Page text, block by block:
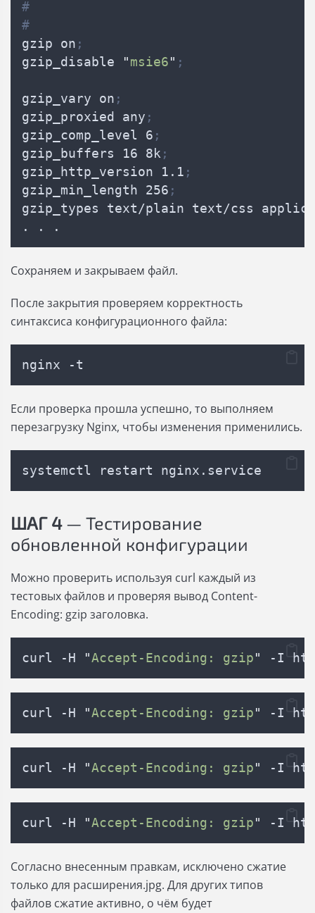
#
#
gzip on ;
gzip_disable
"msie6" ;
gzip_vary on ;
gzip_proxied any ;
gzip_comp_level 6 ;
gzip_buffers 16 8k;
gzip_http_version 1.1 ;
gzip_min_length 256 ;
gzip_types text/plain text/css
. . .
Сохраняем и закрываем файл.
После закрытия проверяем корректность
синтаксиса конфигурационного файла:
nginx -t
Если проверка прошла успешно, то выполняем
перезагрузку Nginx, чтобы изменения применились.
systemctl restart nginx.service
ШАГ 4— Тестирование
обновленной конфигурации
Можно проверить используя curl каждый из
тестовых файлов и проверяя вывод Content-
Encoding: gzip заголовка.
curl -H "Accept-Encoding: gzip" -I
curl -H "Accept-Encoding: gzip" -I
curl -H "Accept-Encoding: gzip" -I
curl -H "Accept-Encoding: gzip" -I
Согласно внесенным правкам, исключено сжатие
только для расширения.jpg. Для других типов
файлов сжатие активно, о чём будет